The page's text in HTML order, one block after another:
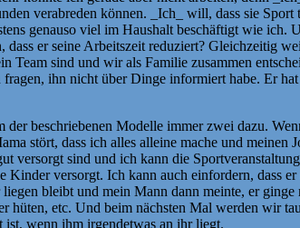
verabreden können. _Ich_ will, dass sie
genauso viel im Haushalt beschäftigt wie
er seine Arbeitszeit reduziert? Gleichzeitig
Team sind und wir als Familie zusammen
ihn nicht über Dinge informiert habe. Er
beschriebenen Modelle immer zwei dazu.
stört, dass ich alles alleine mache und
versorgt sind und ich kann die
Kinder versorgt. Ich kann auch einfordern, dass
bleibt und mein Mann dann meinte, er
etc. Und beim nächsten Mal werden wir
wenn ihm irgendetwas an ihr liegt.